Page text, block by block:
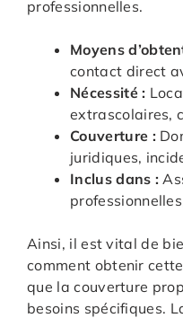
professionnelles.
Moyens
contact direct
Nécessité :
extrascolaires,
Couverture :
juridiques,
Inclus dans :
Ainsi, il est vital de
comment obtenir
que la couverture
besoins spécifiques.